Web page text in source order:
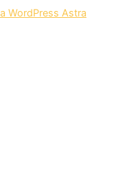
WordPress Astra